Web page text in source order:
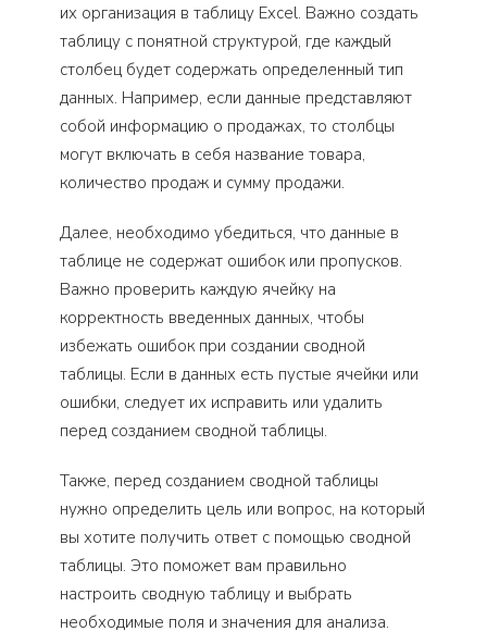
их организация в таблицу Excel. Важно создать
таблицу с понятной структурой, где каждый
столбец будет содержать определенный тип
данных. Например, если данные представляют
собой информацию о продажах, то столбцы
могут включать в себя название товара,
количество продаж и сумму продажи.
Далее, необходимо убедиться, что данные в
таблице не содержат ошибок или пропусков.
Важно проверить каждую ячейку на
корректность введенных данных, чтобы
избежать ошибок при создании сводной
таблицы. Если в данных есть пустые ячейки или
ошибки, следует их исправить или удалить
перед созданием сводной таблицы.
Также, перед созданием сводной таблицы
нужно определить цель или вопрос, на который
вы хотите получить ответ с помощью сводной
таблицы. Это поможет вам правильно
настроить сводную таблицу и выбрать
необходимые поля и значения для анализа.